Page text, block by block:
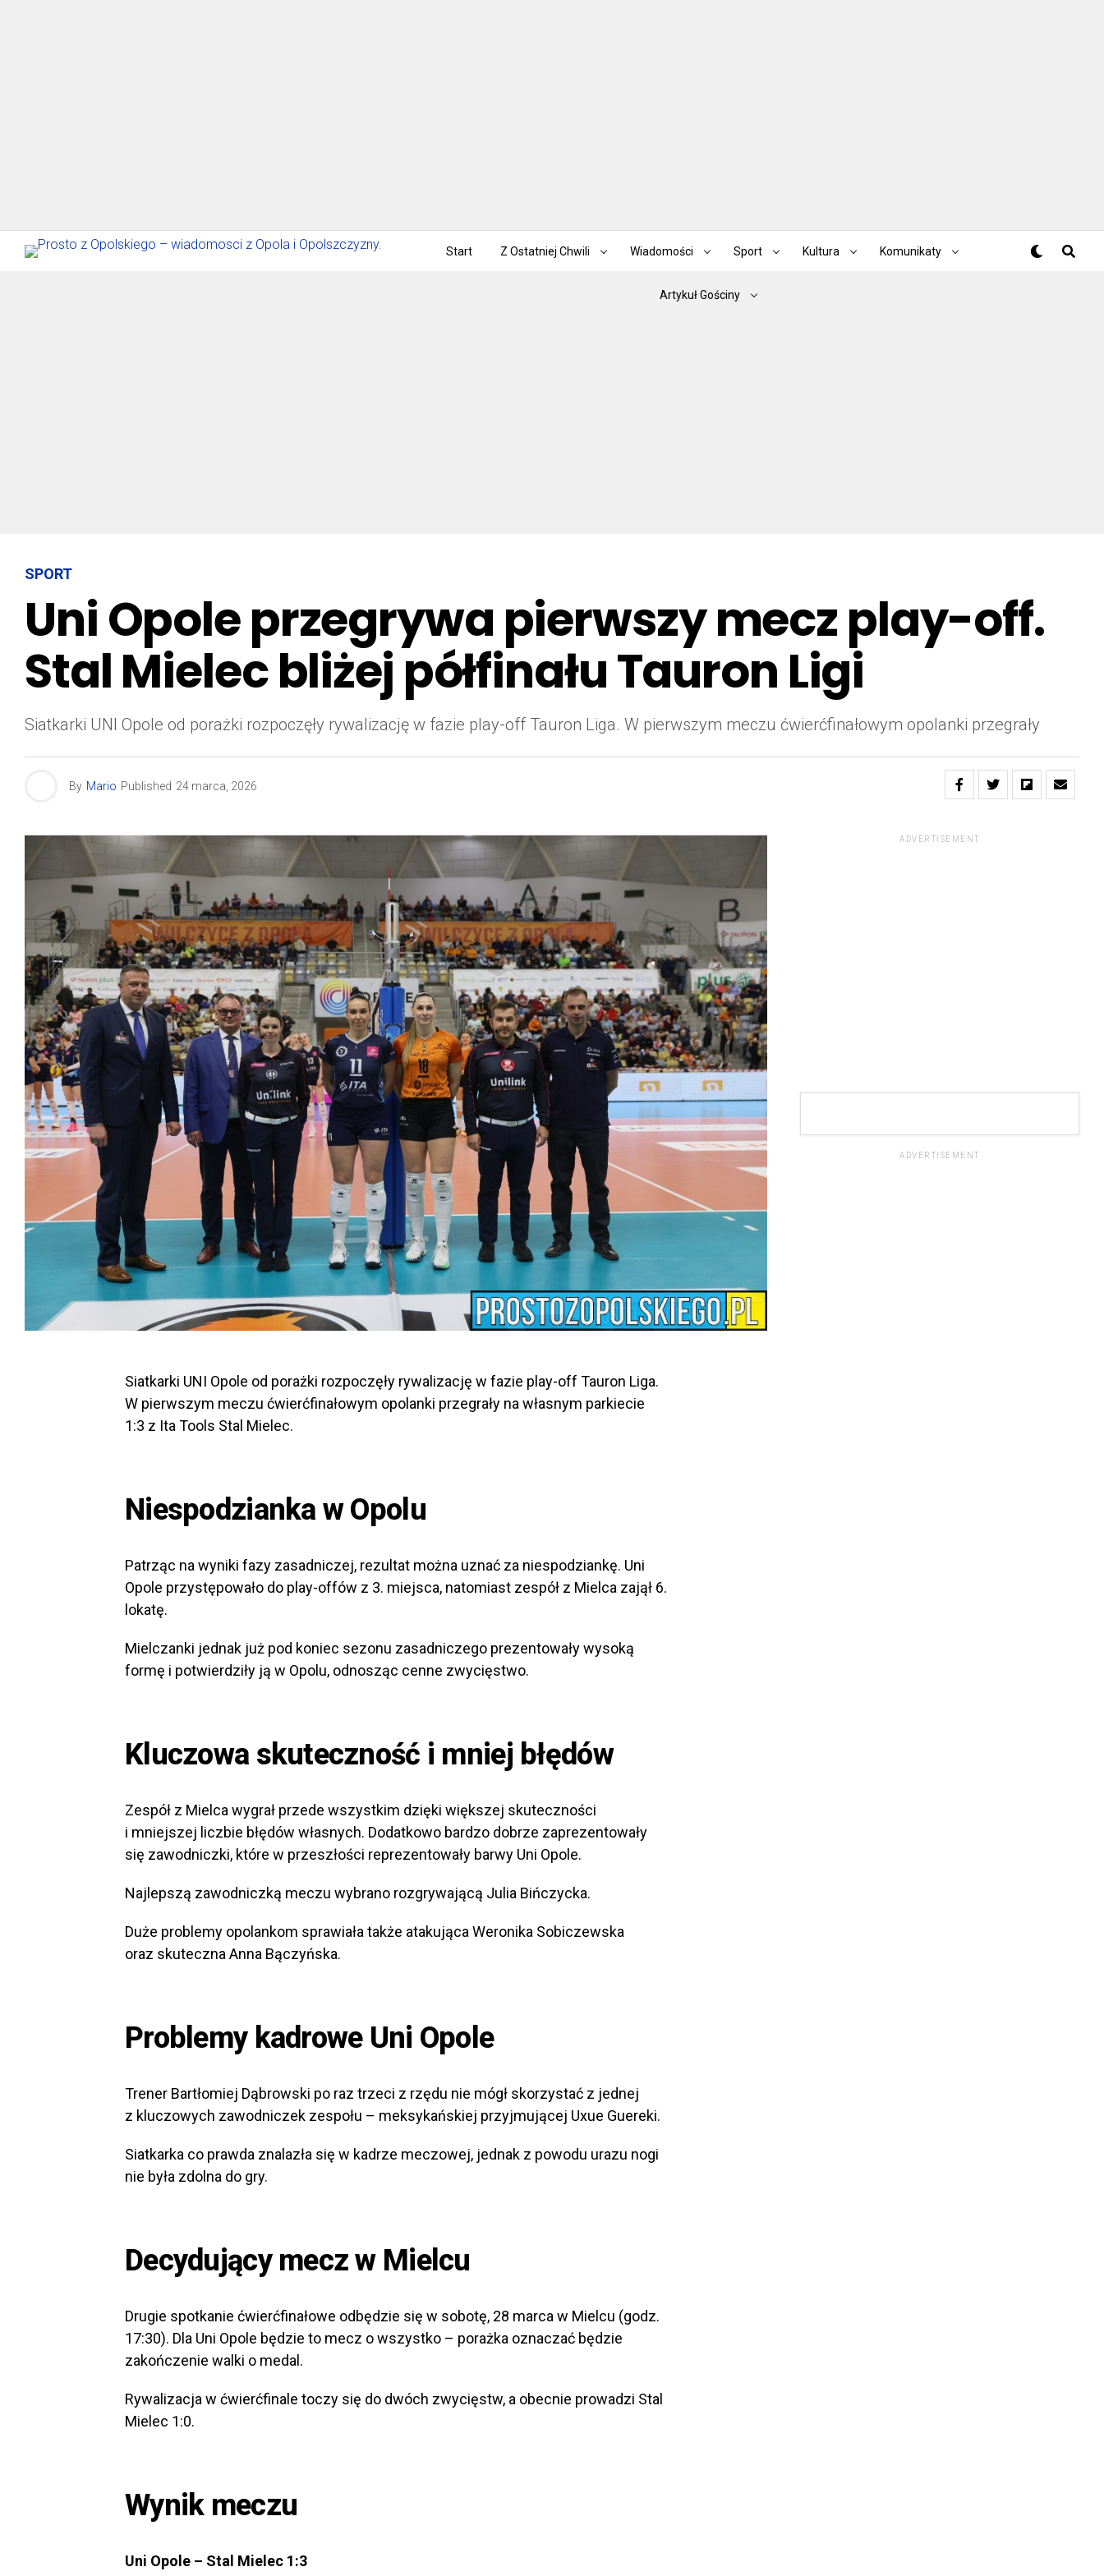
Start Z Ostatniej Chwili Wiadomości Sport Kultura Komunikaty
Artykuł Gościny
SPORT
Uni Opole przegrywa pierwszy mecz play-off.
Stal Mielec bliżej półfinału Tauron Ligi
Siatkarki UNI Opole od porażki rozpoczęły rywalizację w fazie play-off Tauron Liga. W pierwszym meczu ćwierćfinałowym opolanki przegrały
By Mario Published 24 marca, 2026
Siatkarki UNI Opole od porażki rozpoczęły rywalizację w fazie play-off Tauron Liga.
W pierwszym meczu ćwierćfinałowym opolanki przegrały na własnym parkiecie
1:3 z Ita Tools Stal Mielec.
Niespodzianka w Opolu
Patrząc na wyniki fazy zasadniczej, rezultat można uznać za niespodziankę. Uni
Opole przystępowało do play-offów z 3. miejsca, natomiast zespół z Mielca zajął 6.
lokatę.
Mielczanki jednak już pod koniec sezonu zasadniczego prezentowały wysoką
formę i potwierdziły ją w Opolu, odnosząc cenne zwycięstwo.
Kluczowa skuteczność i mniej błędów
Zespół z Mielca wygrał przede wszystkim dzięki większej skuteczności
i mniejszej liczbie błędów własnych. Dodatkowo bardzo dobrze zaprezentowały
się zawodniczki, które w przeszłości reprezentowały barwy Uni Opole.
Najlepszą zawodniczką meczu wybrano rozgrywającą Julia Bińczycka.
Duże problemy opolankom sprawiała także atakująca Weronika Sobiczewska
oraz skuteczna Anna Bączyńska.
Problemy kadrowe Uni Opole
Trener Bartłomiej Dąbrowski po raz trzeci z rzędu nie mógł skorzystać z jednej
z kluczowych zawodniczek zespołu – meksykańskiej przyjmującej Uxue Guereki.
Siatkarka co prawda znalazła się w kadrze meczowej, jednak z powodu urazu nogi
nie była zdolna do gry.
Decydujący mecz w Mielcu
Drugie spotkanie ćwierćfinałowe odbędzie się w sobotę, 28 marca w Mielcu (godz.
17:30). Dla Uni Opole będzie to mecz o wszystko – porażka oznaczać będzie
zakończenie walki o medal.
Rywalizacja w ćwierćfinale toczy się do dwóch zwycięstw, a obecnie prowadzi Stal
Mielec 1:0.
Wynik meczu
Uni Opole – Stal Mielec 1:3
ADVERTISEMENT
ADVERTISEMENT